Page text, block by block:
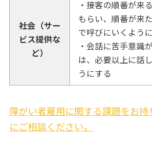
社会（サー
ビス提供な
ど）
・接客の順番が来
もらい、順番が来
で呼びにいくよう
・会話に苦手意識
は、必要以上に話
うにする
障がい者雇用に関する課題をお
にご相談ください。